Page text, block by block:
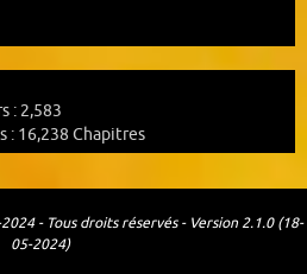
: 2,583
: 16,238 Chapitres
- Tous droits réservés - Version 2.1.0 (18-
05-2024)